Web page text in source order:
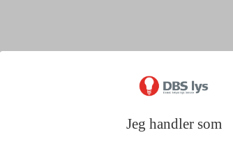
Jeg handler som